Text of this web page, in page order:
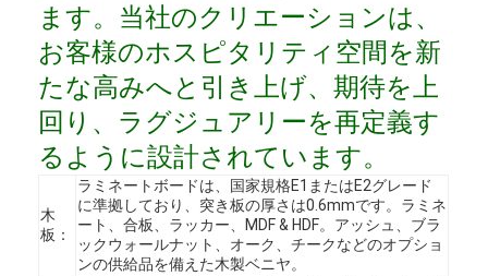
ます。当社のクリエーションは、
お客様のホスピタリティ空間を新
たな高みへと引き上げ、期待を上
回り、ラグジュアリーを再定義す
るように設計されています。
木
板：
ラミネートボードは、国家規格E1またはE2グレード
に準拠しており、突き板の厚さは0.6mmです。ラミネ
ート、合板、ラッカー、MDF & HDF。アッシュ、ブラ
ックウォールナット、オーク、チークなどのオプショ
ンの供給品を備えた木製ベニヤ。